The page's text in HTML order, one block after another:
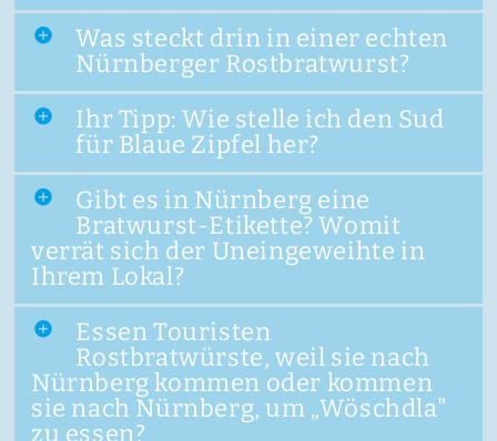
Was steckt drin in einer echten
Nürnberger Rostbratwurst?
Ihr Tipp: Wie stelle ich den Sud
für Blaue Zipfel her?
Gibt es in Nürnberg eine
Bratwurst-Etikette? Womit
verrät sich der Uneingeweihte in
Ihrem Lokal?
Essen Touristen
Rostbratwürste, weil sie nach
Nürnberg kommen oder kommen
sie nach Nürnberg, um „Wöschdla"
zu essen?